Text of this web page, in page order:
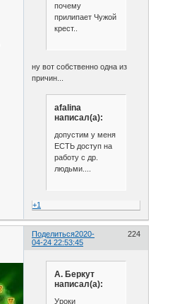
почему
прилипает Чужой
крест..
ну вот собственно одна из
причин...
afalina
написал(а):
допустим у меня
ЕСТЬ доступ на
работу с др.
людьми....
+1
Поделиться 224
2020-
04-24 22:53:45
А. Беркут
написал(а):
Уроки